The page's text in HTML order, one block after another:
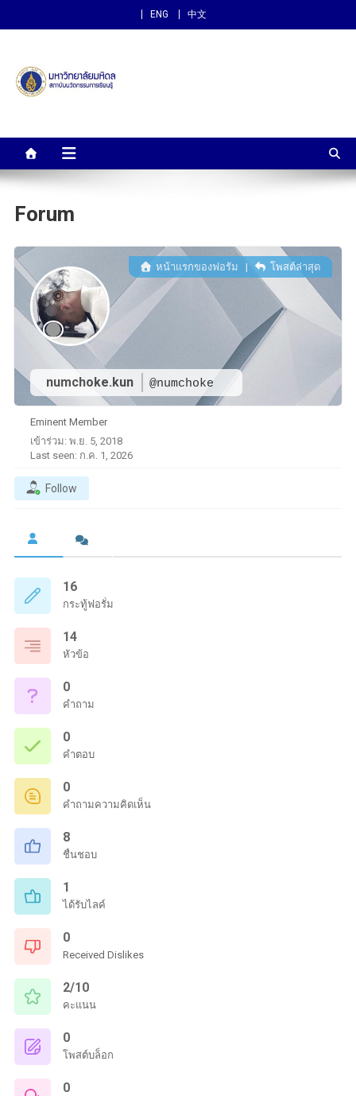
ENG 中文
สถาบันนวัตกรรมการเรียนรู้
Forum
numchoke.kun @numchoke
หน้าแรกของฟอรัม | โพสต์ล่าสุด
Eminent Member
เข้าร่วม: พ.ย. 5, 2018
Last seen: ก.ค. 1, 2026
Follow
16
กระทู้ฟอรั่ม
14
หัวข้อ
0
คำถาม
0
คำตอบ
0
คำถามความคิดเห็น
8
ชื่นชอบ
1
ได้รับไลค์
0
Received Dislikes
2/10
คะแนน
0
โพสต์บล็อก
0